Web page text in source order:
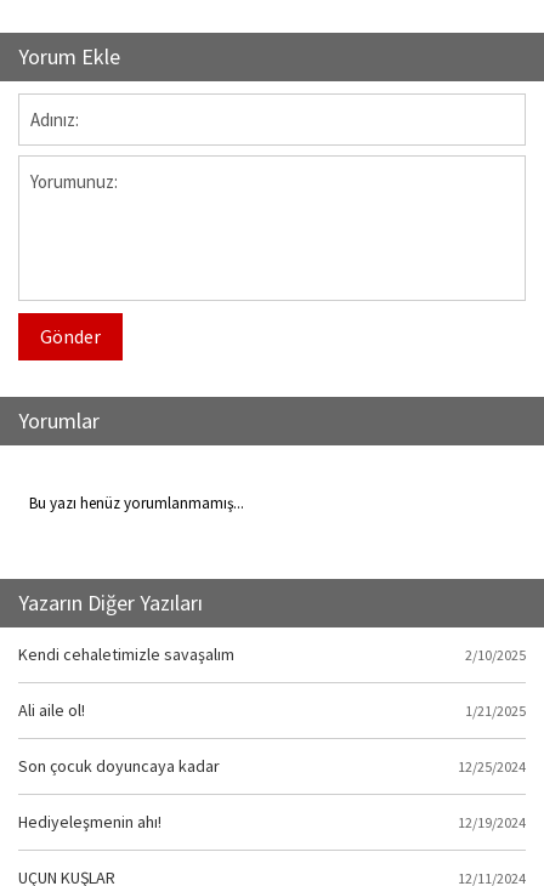
Yorum Ekle
Gönder
Yorumlar
Bu yazı henüz yorumlanmamış...
Yazarın Diğer Yazıları
Kendi cehaletimizle savaşalım 2/10/2025
Ali aile ol! 1/21/2025
Son çocuk doyuncaya kadar 12/25/2024
Hediyeleşmenin ahı! 12/19/2024
UÇUN KUŞLAR 12/11/2024